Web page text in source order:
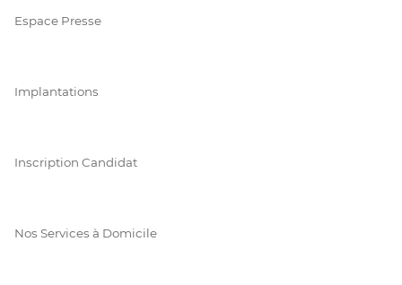
Espace Presse
Implantations
Inscription Candidat
Nos Services à Domicile